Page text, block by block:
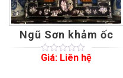
Ngũ Sơn khảm ốc
0
5
0
Giá: Liên hệ